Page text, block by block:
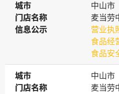
城市
城市
中山市
门店名称
门店名称
麦当劳
信息公示
信息公示
营业执
食品经
食品安
城市
城市
中山市
门店名称
门店名称
麦当劳